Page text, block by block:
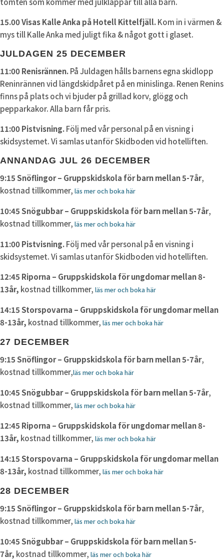
15.00 Visas Kalle Anka på Hotell Kittelfjäll.Kom in i värmen &
mys till Kalle Anka med juligt fika & något gott i glaset.
JULDAGEN 25 DECEMBER
11:00 Renisrännen.På Juldagen hålls barnens egna skidlopp
Reninrännen vid längdskidpåret på en minislinga. Renen Renins
finns på plats och vi bjuder på grillad korv, glögg och
pepparkakor. Alla barn får pris.
11:00 Pistvisning.Följ med vår personal på en visning i
skidsystemet. Vi samlas utanför Skidboden vid hotelliften.
ANNANDAG JUL 26 DECEMBER
9:15 Snöflingor – Gruppskidskola för barn mellan 5-7år,
kostnad tillkommer, läs mer och boka här
10:45 Snögubbar – Gruppskidskola för barn mellan 5-7år,
kostnad tillkommer, läs mer och boka här
11:00 Pistvisning.Följ med vår personal på en visning i
skidsystemet. Vi samlas utanför Skidboden vid hotelliften.
12:45 Riporna – Gruppskidskola för ungdomar mellan 8-
13år, kostnad tillkommer, läs mer och boka här
14:15 Storspovarna – Gruppskidskola för ungdomar mellan
8-13år, kostnad tillkommer, läs mer och boka här
27 DECEMBER
9:15 Snöflingor – Gruppskidskola för barn mellan 5-7år,
kostnad tillkommer,läs mer och boka här
10:45 Snögubbar – Gruppskidskola för barn mellan 5-7år,
kostnad tillkommer, läs mer och boka här
12:45 Riporna – Gruppskidskola för ungdomar mellan 8-
13år, kostnad tillkommer, läs mer och boka här
14:15 Storspovarna – Gruppskidskola för ungdomar mellan
8-13år, kostnad tillkommer, läs mer och boka här
28 DECEMBER
9:15 Snöflingor – Gruppskidskola för barn mellan 5-7år,
kostnad tillkommer, läs mer och boka här
10:45 Snögubbar – Gruppskidskola för barn mellan 5-
7år, kostnad tillkommer, läs mer och boka här